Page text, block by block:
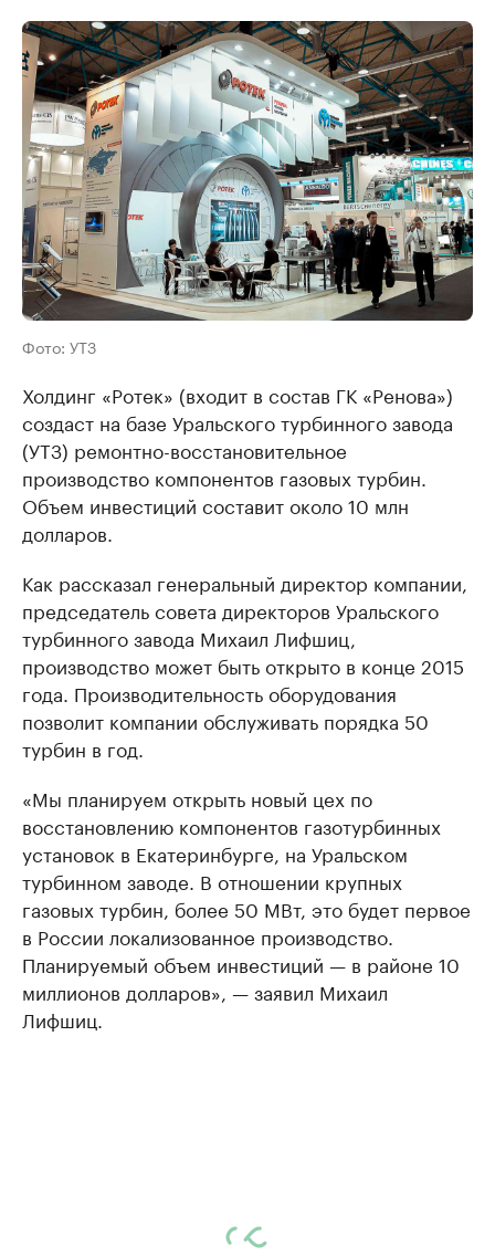
Фото: УТЗ
Холдинг «Ротек» (входит в состав ГК «Ренова»)
создаст на базе Уральского турбинного завода
(УТЗ) ремонтно-восстановительное
производство компонентов газовых турбин.
Объем инвестиций составит около 10 млн
долларов.
Как рассказал генеральный директор компании,
председатель совета директоров Уральского
турбинного завода Михаил Лифшиц,
производство может быть открыто в конце 2015
года. Производительность оборудования
позволит компании обслуживать порядка 50
турбин в год.
«Мы планируем открыть новый цех по
восстановлению компонентов газотурбинных
установок в Екатеринбурге, на Уральском
турбинном заводе. В отношении крупных
газовых турбин, более 50 МВт, это будет первое
в России локализованное производство.
Планируемый объем инвестиций — в районе 10
миллионов долларов», — заявил Михаил
Лифшиц.